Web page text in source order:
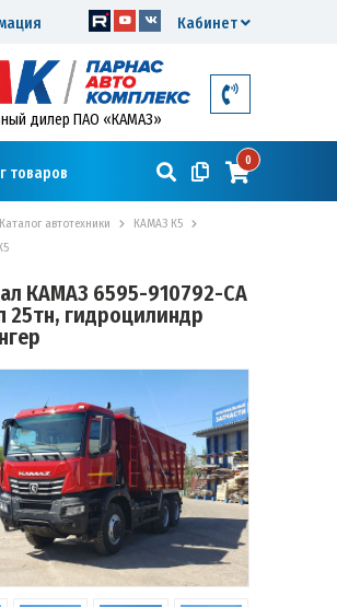
Кабинет
дилер ПАО «КАМАЗ»
товаров
0
Каталог автотехники
КАМАЗ К5
КАМАЗ 6595-910792-CA
25тн, гидроцилиндр